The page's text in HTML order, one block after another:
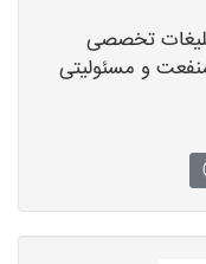
تخصصی
و مسئولیتی